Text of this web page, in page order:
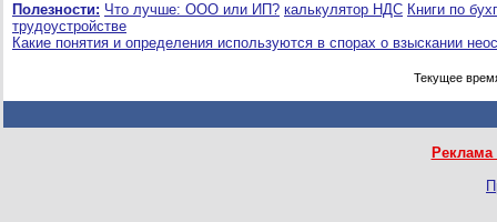
Полезности: Что лучше: ООО или ИП? калькулятор НДС Книги по
трудоустройстве
Какие понятия и определения используются в спорах о взыскании
Текущее